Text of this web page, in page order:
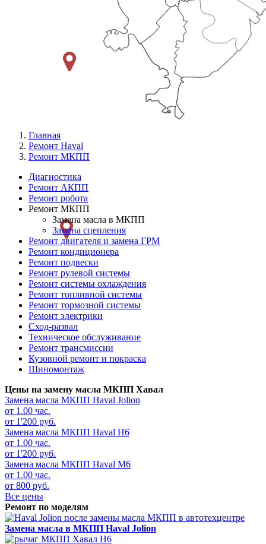
Главная
Ремонт Haval
Ремонт МКПП
Меню
Ремонт
Диагностика
Ремонт АКПП
Ремонт робота
Ремонт МКПП
Замена масла в МКПП
Замена сцепления
Ремонт двигателя и замена ГРМ
Ремонт кондиционера
Ремонт подвески
Ремонт рулевой системы
Ремонт системы охлаждения
Ремонт топливной системы
Ремонт тормозной системы
Ремонт электрики
Сход-развал
Техническое обслуживание
Ремонт трансмиссии
Кузовной ремонт и покраска
Шиномонтаж
Цены на замену масла МКПП Хавал
Замена масла МКПП Haval Jolion
от 1.00 час.
от 1'200 руб.
Замена масла МКПП Haval H6
от 1.00 час.
от 1'200 руб.
Замена масла МКПП Haval M6
от 1.00 час.
от 800 руб.
Все цены
Ремонт по моделям
Замена масла в МКПП Haval Jolion